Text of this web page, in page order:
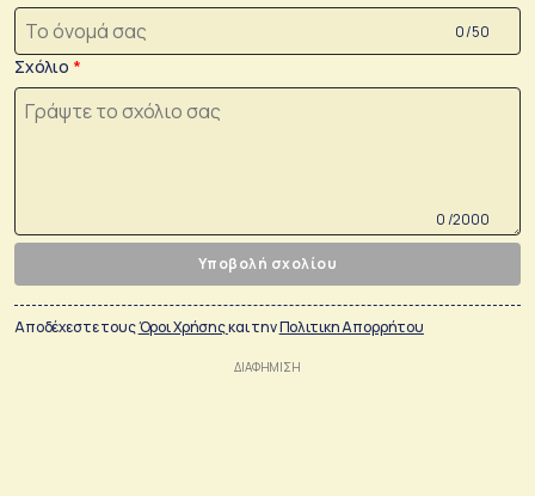
0 /50
Σχόλιο
0 /2000
Υποβολή σχολίου
Αποδέχεστε τουςΌροι Χρήσηςκαι τηνΠολιτικη Απορρήτου